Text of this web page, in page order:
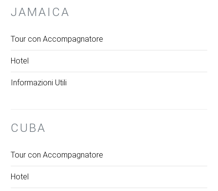
JAMAICA
Tour con Accompagnatore
Hotel
Informazioni Utili
CUBA
Tour con Accompagnatore
Hotel